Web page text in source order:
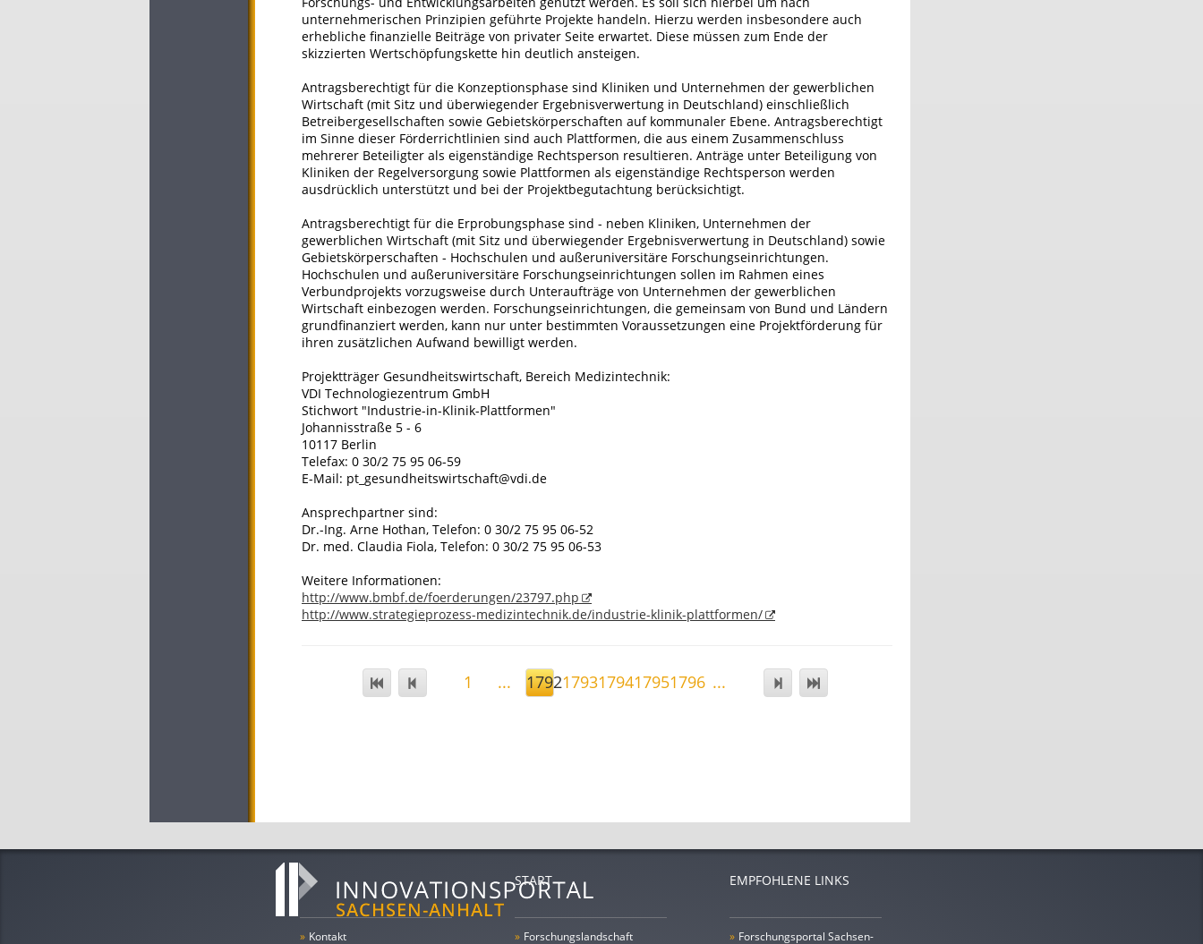
unternehmerischen Prinzipien geführte Projekte handeln. Hierzu werden insbesondere auch
erhebliche finanzielle Beiträge von privater Seite erwartet. Diese müssen zum Ende der
skizzierten Wertschöpfungskette hin deutlich ansteigen.
Antragsberechtigt für die Konzeptionsphase sind Kliniken und Unternehmen der gewerblichen
Wirtschaft (mit Sitz und überwiegender Ergebnisverwertung in Deutschland) einschließlich
Betreibergesellschaften sowie Gebietskörper­schaften auf kommunaler Ebene. Antragsberechtigt
im Sinne dieser Förderrichtlinien sind auch Plattformen, die aus einem Zusammenschluss
mehrerer Beteiligter als eigenständige Rechtsperson resultieren. Anträge unter Beteiligung von
Kliniken der Regelversorgung sowie Plattformen als eigenständige Rechtsperson werden
ausdrücklich unterstützt und bei der Projektbegutachtung berücksichtigt.
Antragsberechtigt für die Erprobungsphase sind - neben Kliniken, Unternehmen der
gewerblichen Wirtschaft (mit Sitz und überwiegender Ergebnisverwertung in Deutschland) sowie
Gebietskörperschaften - Hochschulen und außeruniversitäre Forschungseinrichtungen.
Hochschulen und außeruniversitäre Forschungseinrichtungen sollen im Rahmen eines
Verbundprojekts vorzugsweise durch Unteraufträge von Unternehmen der gewerblichen
Wirtschaft einbezogen werden. Forschungseinrichtungen, die gemeinsam von Bund und Ländern
grundfinanziert werden, kann nur unter bestimmten Voraussetzungen eine Projektförderung für
ihren zusätzlichen Aufwand bewilligt werden.
Projektträger Gesundheitswirtschaft, Bereich Medizintechnik:
VDI Technologiezentrum GmbH
Stichwort "Industrie-in-Klinik-Plattformen"
Johannisstraße 5 - 6
10117 Berlin
Telefax: 0 30/2 75 95 06-59
E-Mail: pt_gesundheitswirtschaft@vdi.de
Ansprechpartner sind:
Dr.-Ing. Arne Hothan, Telefon: 0 30/2 75 95 06-52
Dr. med. Claudia Fiola, Telefon: 0 30/2 75 95 06-53
Weitere Informationen:
http://www.bmbf.de/foerderungen/23797.php
http://www.strategieprozess-medizintechnik.de/industrie-klinik-plattformen/
1 ... 17921793179417951796 ...
» Kontakt
START
» Forschungs­landschaft
EMPFOHLENE LINKS
» Forschungsportal Sachsen-